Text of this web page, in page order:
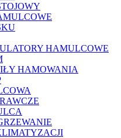
HAMULCOWE
HAMOWANIA